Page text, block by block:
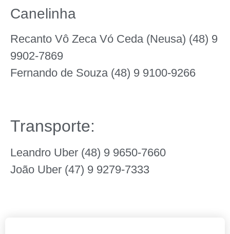
Canelinha
Recanto Vô Zeca Vó Ceda (Neusa) (48) 9
9902-7869
Fernando de Souza (48) 9 9100-9266
Transporte:
Leandro Uber (48) 9 9650-7660
João Uber (47) 9 9279-7333